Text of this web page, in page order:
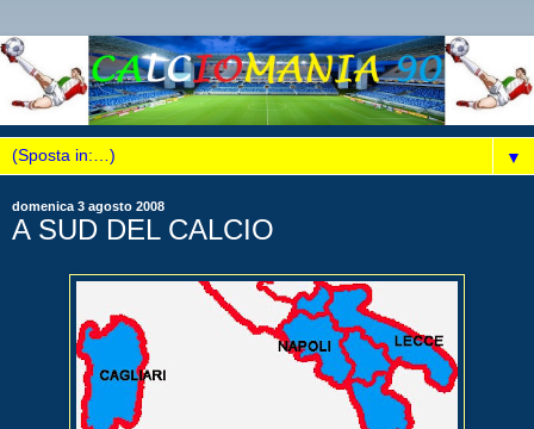
▼
domenica 3 agosto 2008
A SUD DEL CALCIO